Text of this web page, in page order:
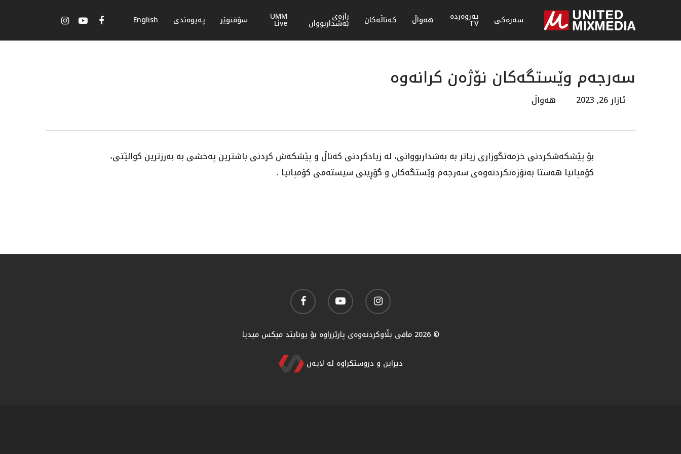
سەرەکی پەروەردە
TV هەواڵ کەناڵەکان ڕاژەی
بەشداربووان
UMM
Live سۆفتوێر پەیوەندی English
سەرجەم وێستگەکان نۆژەن کرانەوە
ئازار 26, 2023 هەواڵ
بۆ پێشکەشکردنی خزمەتگوزاری زیاتر بە بەشداربووانی، لە زیادکردنی کەناڵ و پێشکەش کردنی باشترین پەخشی بە بەرزترین کوالێتی،
کۆمپانیا هەستا بەنۆژەنکردنەوەی سەرجەم وێستگەکان و گۆڕینی سیستەمی کۆمپانیا .
© 2026 مافی بڵاوکردنەوەی پارێزراوە بۆ یونایتد میکس میدیا
دیزاین و دروستکراوە لە لایەن